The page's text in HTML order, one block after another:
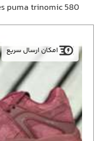
puma trinomic 580
امکان ارسال سریع